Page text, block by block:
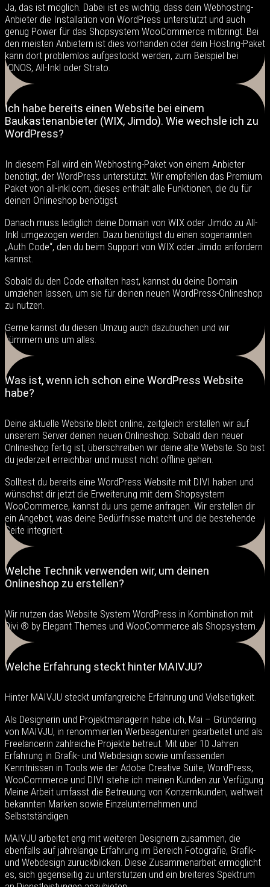
Ja, das ist möglich. Dabei ist es wichtig, dass dein Webhosting-
Anbieter die Installation von WordPress unterstützt und auch
genug Power für das Shopsystem WooCommerce mitbringt. Bei
den meisten Anbietern ist dies vorhanden oder dein Hosting-Paket
kann dort problemlos aufgestockt werden, zum Beispiel bei
IONOS, All-Inkl oder Strato.
Ich habe bereits einen Website bei einem
Baukastenanbieter (WIX, Jimdo). Wie wechsle ich zu
WordPress?
In diesem Fall wird ein Webhosting-Paket von einem Anbieter
benötigt, der WordPress unterstützt. Wir empfehlen das Premium
Paket von all-inkl.com, dieses enthält alle Funktionen, die du für
deinen Onlineshop benötigst.
Danach muss lediglich deine Domain von WIX oder Jimdo zu All-
Inkl umgezogen werden. Dazu benötigst du einen sogenannten
„Auth Code“, den du beim Support von WIX oder Jimdo anfordern
kannst.
Sobald du den Code erhalten hast, kannst du deine Domain
umziehen lassen, um sie für deinen neuen WordPress-Onlineshop
zu nutzen.
Gerne kannst du diesen Umzug auch dazubuchen und wir
kümmern uns um alles.
Was ist, wenn ich schon eine WordPress Website
habe?
Deine aktuelle Website bleibt online, zeitgleich erstellen wir auf
unserem Server deinen neuen Onlineshop. Sobald dein neuer
Onlineshop fertig ist, überschreiben wir deine alte Website. So bist
du jederzeit erreichbar und musst nicht offline gehen.
Solltest du bereits eine WordPress Website mit DIVI haben und
wünschst dir jetzt die Erweiterung mit dem Shopsystem
WooCommerce, kannst du uns gerne anfragen. Wir erstellen dir
ein Angebot, was deine Bedürfnisse matcht und die bestehende
Seite integriert.
Welche Technik verwenden wir, um deinen
Onlineshop zu erstellen?
Wir nutzen das Website System WordPress in Kombination mit
Divi ® by Elegant Themes und WooCommerce als Shopsystem.
Welche Erfahrung steckt hinter MAIVJU?
Hinter MAIVJU steckt umfangreiche Erfahrung und Vielseitigkeit.
Als Designerin und Projektmanagerin habe ich, Mai – Gründering
von MAIVJU, in renommierten Werbeagenturen gearbeitet und als
Freelancerin zahlreiche Projekte betreut. Mit über 10 Jahren
Erfahrung in Grafik- und Webdesign sowie umfassenden
Kenntnissen in Tools wie der Adobe Creative Suite, WordPress,
WooCommerce und DIVI stehe ich meinen Kunden zur Verfügung.
Meine Arbeit umfasst die Betreuung von Konzernkunden, weltweit
bekannten Marken sowie Einzelunternehmen und
Selbstständigen.
MAIVJU arbeitet eng mit weiteren Designern zusammen, die
ebenfalls auf jahrelange Erfahrung im Bereich Fotografie, Grafik-
und Webdesign zurückblicken. Diese Zusammenarbeit ermöglicht
es, sich gegenseitig zu unterstützen und ein breiteres Spektrum